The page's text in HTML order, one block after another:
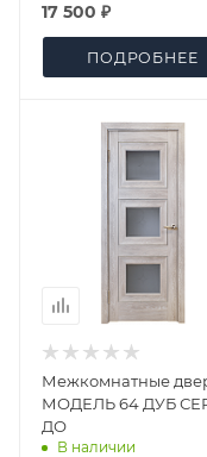
17 500 ₽
ПОДРОБНЕЕ
Межкомнатные
МОДЕЛЬ 64 ДУБ
ДО
В наличии